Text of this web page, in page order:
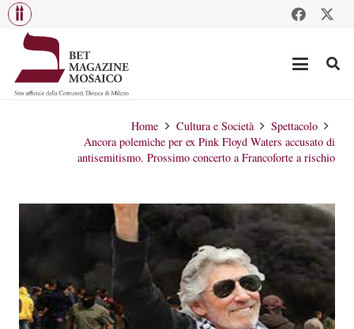
Home Cultura e Società
Spettacolo
Ancora polemiche per ex Pink Floyd Waters accusato di
antisemitismo. Prossimo concerto a Francoforte a rischio